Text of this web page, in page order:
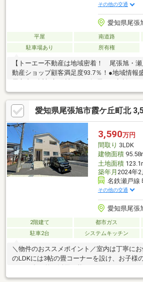
その他の交通
愛知県尾張
平屋 南道路
駐車場あり
所有権
【トーエー不動産は地域密着！ 尾張旭・
動産ショップ顧客満足度93.7％！●地域情報
備！●営業全員が宅地建物取引士！●ホーム
以上の情報！●住宅ローン承認実績多数！
ださい●リフォーム、リノベーション、オプ
てサポート！●物件のマイナスポイントも
ザード情報もチェック！
愛知県尾張旭市霞ケ丘町北
3,590万円
間取り 3LDK
建物面積
土地面積
築年月 2024年
名鉄瀬戸線
その他の交通
愛知県尾張
2階建て 都市ガス
駐車2台
システムキッチン
＼物件のおススメポイント／室内は丁寧に
のLDKには3帖の畳コーナーを設け、お子様
豊富で、住空間をすっきり保てます。約2帖